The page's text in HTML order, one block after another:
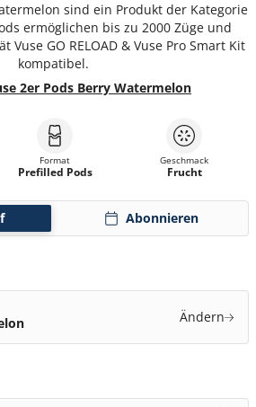
sind ein Produkt der Kategorie
ermöglichen bis zu 2000 Züge und
Vuse GO RELOAD & Vuse Pro Smart Kit
kompatibel.
2er Pods Berry Watermelon
Abonnieren
Format
Prefilled Pods
Geschmack
Frucht
Ändern